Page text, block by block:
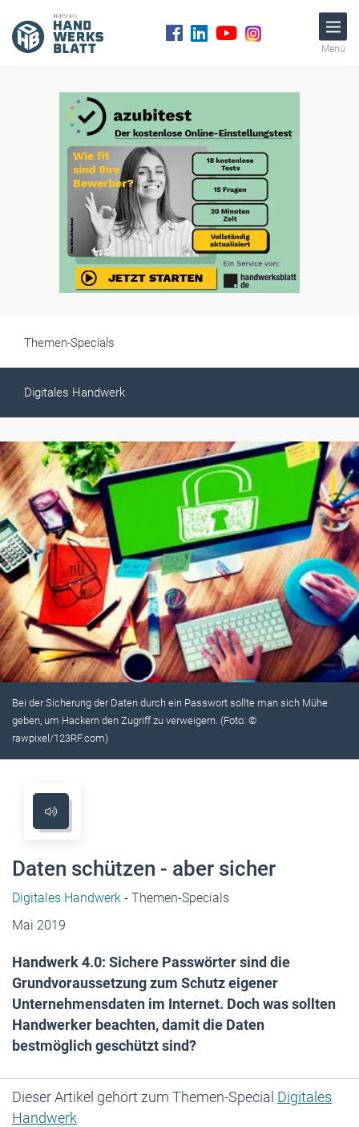
Menü
Themen-Specials
Digitales Handwerk
Bei der Sicherung der Daten durch ein Passwort sollte man sich Mühe
geben, um Hackern den Zugriff zu verweigern. (Foto: ©
rawpixel/123RF.com)
Daten schützen - aber sicher
Digitales Handwerk - Themen-Specials
Mai 2019
Handwerk 4.0: Sichere Passwörter sind die
Grundvoraussetzung zum Schutz eigener
Unternehmensdaten im Internet. Doch was sollten
Handwerker beachten, damit die Daten
bestmöglich geschützt sind?
Dieser Artikel gehört zum Themen-Special Digitales
Handwerk